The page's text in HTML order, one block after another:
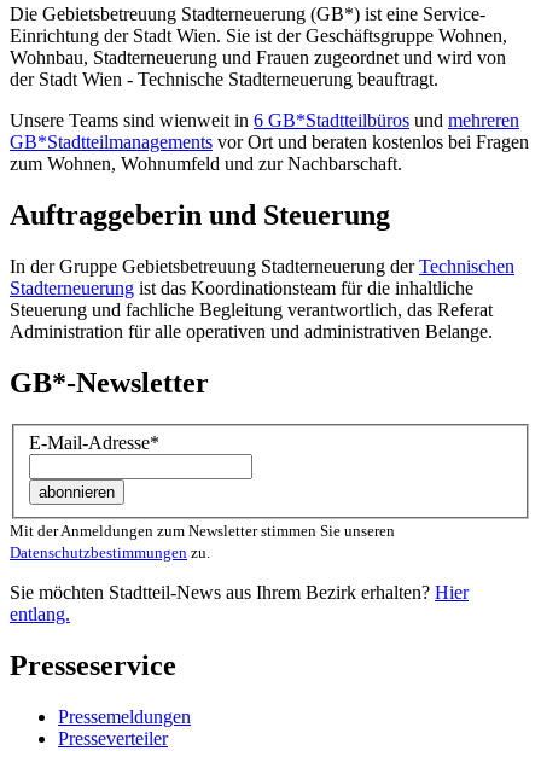
Die Gebietsbetreuung Stadterneuerung (GB*) ist eine Service-
Einrichtung der Stadt Wien. Sie ist der Geschäfts­gruppe Wohnen,
Wohnbau, Stadt­erneuerung und Frauen zugeordnet und wird von
der Stadt Wien - Technische Stadterneuerung beauftragt.
Unsere Teams sind wienweit in 6 GB*Stadtteilbüros und mehreren
GB*Stadtteilmanagements vor Ort und beraten kostenlos bei Fragen
zum Wohnen, Wohnumfeld und zur Nachbarschaft.
Auftraggeberin und Steuerung
In der Gruppe Gebietsbetreuung Stadterneuerung derTechnischen
Stadterneuerung ist das Koordinationsteam für die inhaltliche
Steuerung und fachliche Begleitung verantwortlich, das Referat
Administration für alle operativen und administrativen Belange.
GB*-Newsletter
E-Mail-Adresse*
Mit der Anmeldungen zum Newsletter stimmen Sie unseren
Datenschutzbestimmungen zu.
Sie möchten Stadtteil-News aus Ihrem Bezirk erhalten? Hier
entlang.
Presseservice
Pressemeldungen
Presseverteiler